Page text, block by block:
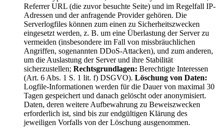
Referrer URL (die zuvor besuchte Seite) und im Regelfall IP-
Adressen und der anfragende Provider gehören. Die
Serverlogfiles können zum einen zu Sicherheitszwecken
eingesetzt werden, z. B. um eine Überlastung der Server zu
vermeiden (insbesondere im Fall von missbräuchlichen
Angriffen, sogenannten DDoS-Attacken), und zum anderen,
um die Auslastung der Server und ihre Stabilität
sicherzustellen; Rechtsgrundlagen: Berechtigte Interessen
(Art. 6 Abs. 1 S. 1 lit. f) DSGVO). Löschung von Daten:
Logfile-Informationen werden für die Dauer von maximal 30
Tagen gespeichert und danach gelöscht oder anonymisiert.
Daten, deren weitere Aufbewahrung zu Beweiszwecken
erforderlich ist, sind bis zur endgültigen Klärung des
jeweiligen Vorfalls von der Löschung ausgenommen.